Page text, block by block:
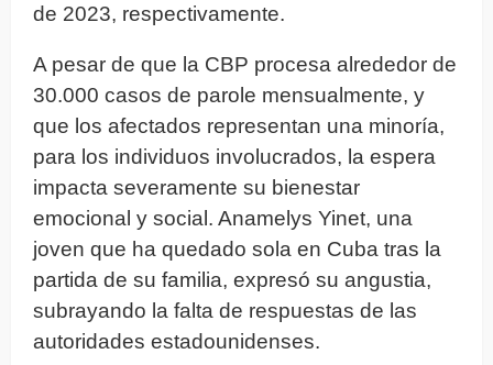
de 2023, respectivamente.
A pesar de que la CBP procesa alrededor de
30.000 casos de parole mensualmente, y
que los afectados representan una minoría,
para los individuos involucrados, la espera
impacta severamente su bienestar
emocional y social. Anamelys Yinet, una
joven que ha quedado sola en Cuba tras la
partida de su familia, expresó su angustia,
subrayando la falta de respuestas de las
autoridades estadounidenses.